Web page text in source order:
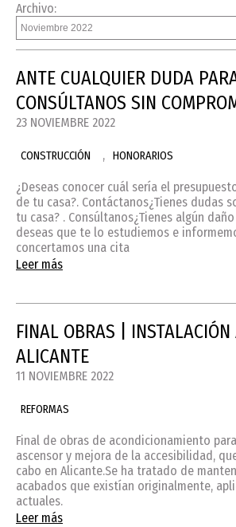
Archivo:
ANTE CUALQUIER DUDA
CONSÚLTANOS SIN
23 NOVIEMBRE 2022
CONSTRUCCIÓN , HONORARIOS
¿Deseas conocer cuál sería el
de tu casa?. Contáctanos¿Tienes dudas
tu casa? . Consúltanos¿Tienes algún
deseas que te lo estudiemos e
concertamos una cita
Leer más
FINAL OBRAS | INSTALACIÓN
ALICANTE
11 NOVIEMBRE 2022
REFORMAS
Final de obras de acondicionamiento
ascensor y mejora de la accesibilidad,
cabo en Alicante.Se ha tratado de
acabados que existían originalmente,
actuales.
Leer más